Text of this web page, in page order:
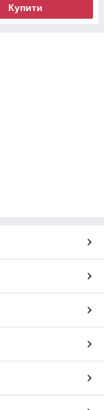
Купити